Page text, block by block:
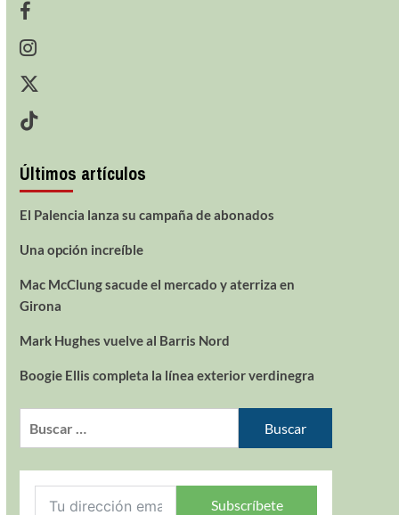
Últimos artículos
El Palencia lanza su campaña de abonados
Una opción increíble
Mac McClung sacude el mercado y aterriza en
Girona
Mark Hughes vuelve al Barris Nord
Boogie Ellis completa la línea exterior verdinegra
Subscríbete